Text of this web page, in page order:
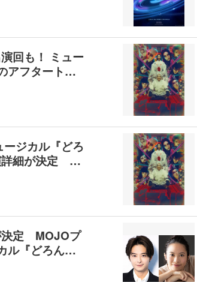
回も！ ミュー
アフタート…
ジカル『どろ
詳細が決定 …
決定 MOJOプ
ル『どろん…